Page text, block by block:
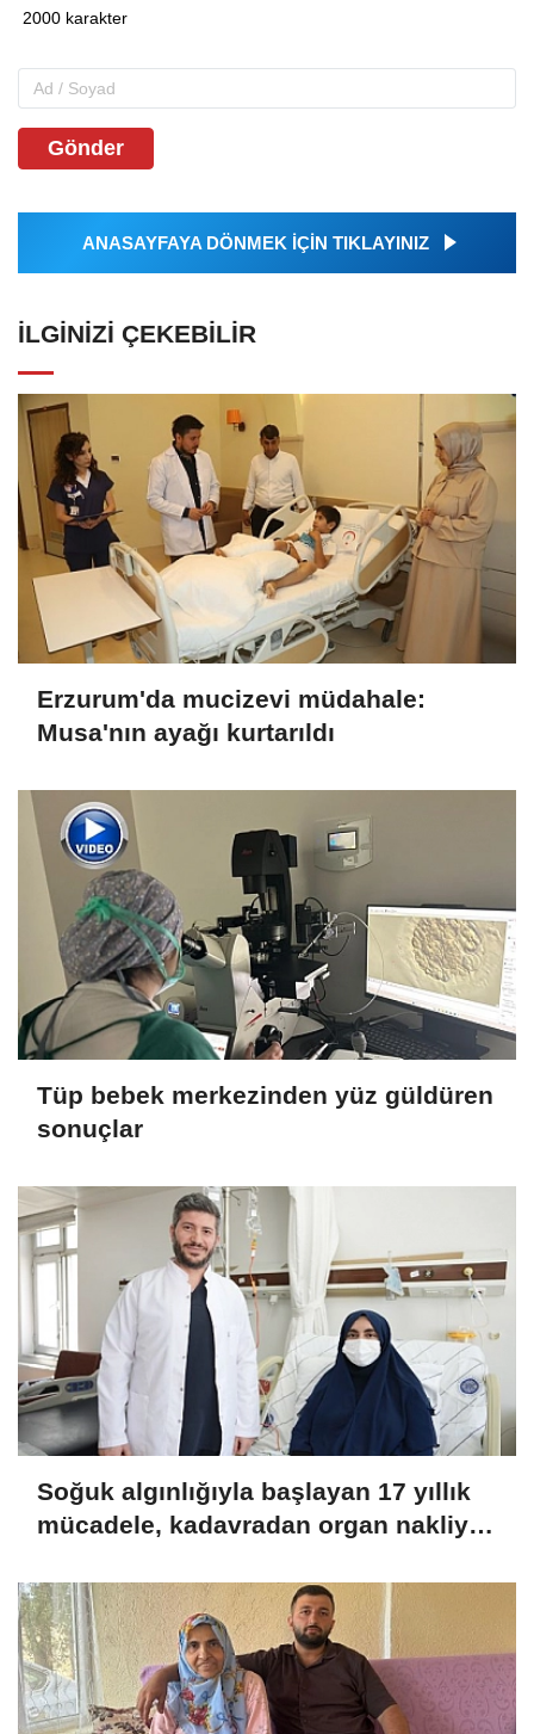
Gönder
ANASAYFAYA DÖNMEK İÇİN TIKLAYINIZ
İLGINIZI ÇEKEBILIR
Erzurum'da mucizevi müdahale:
Musa'nın ayağı kurtarıldı
Tüp bebek merkezinden yüz güldüren
sonuçlar
Soğuk algınlığıyla başlayan 17 yıllık
mücadele, kadavradan organ nakliyle